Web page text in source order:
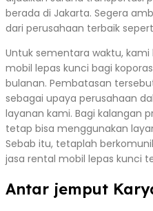
berada di Jakarta. Segera
dari perusahaan terbaik
Untuk sementara waktu,
mobil lepas kunci bagi
bulanan. Pembatasan
sebagai upaya perusahaan
layanan kami. Bagi kalangan
tetap bisa menggunakan
Sebab itu, tetaplah
jasa rental mobil lepas kunci
Antar jemput